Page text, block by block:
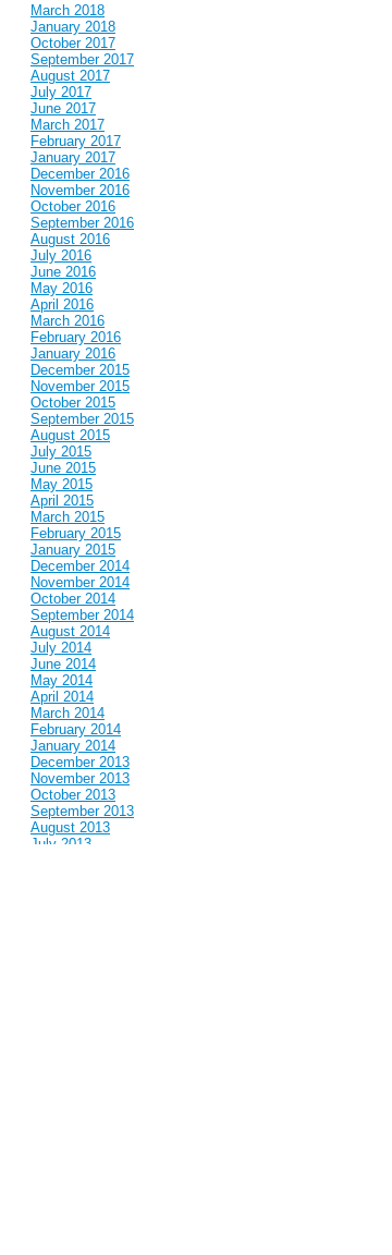
March 2018
January 2018
October 2017
September 2017
August 2017
July 2017
June 2017
March 2017
February 2017
January 2017
December 2016
November 2016
October 2016
September 2016
August 2016
July 2016
June 2016
May 2016
April 2016
March 2016
February 2016
January 2016
December 2015
November 2015
October 2015
September 2015
August 2015
July 2015
June 2015
May 2015
April 2015
March 2015
February 2015
January 2015
December 2014
November 2014
October 2014
September 2014
August 2014
July 2014
June 2014
May 2014
April 2014
March 2014
February 2014
January 2014
December 2013
November 2013
October 2013
September 2013
August 2013
July 2013